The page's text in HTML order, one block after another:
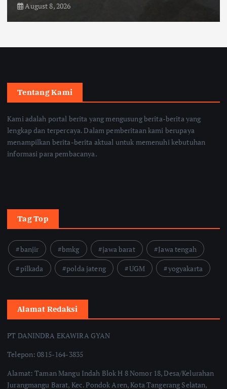
August 8, 2026
Tentang Kami
Kami adalah portal berita yang mengusung berita-berita yang
lengkap dan terpercaya. Dalam pemberitaan kami berupaya
menampilkan berita-berita aktual untuk memenuhi kebutuhan
informasi para pembacanya.
Tag Top
banjir bmkg jawa barat
Jawa tengah
pilkada
polda jateng UGM yogyakarta
Alamat Redaksi
PT DANINDRA EKAWIRA GYAN
Telepon: 0815-164-3835
Alamat: Taman Mangu Indah Blok H 8 Nomor 18, Desa/Kelurahan
Jurangmangu Barat, Kec. Pondok Aren, Kota Tangerang Selatan,